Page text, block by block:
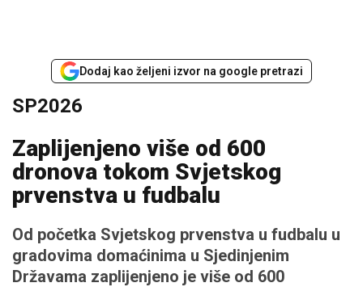
Dodaj kao željeni izvor na google pretrazi
SP2026
Zaplijenjeno više od 600
dronova tokom Svjetskog
prvenstva u fudbalu
Od početka Svjetskog prvenstva u fudbalu u
gradovima domaćinima u Sjedinjenim
Državama zaplijenjeno je više od 600